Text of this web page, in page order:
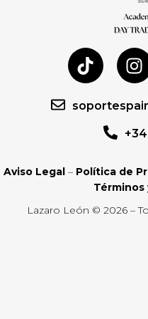
Aviso Legal– Política de
Términos
Lazaro León © 2026 –